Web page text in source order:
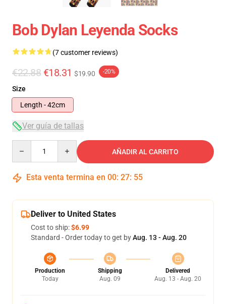
Bob Dylan Leyenda Socks
(7 customer reviews)
€22.88 €18.31 $19.90 -20%
Size
Length - 42cm
Ver guía de tallas
AÑADIR AL CARRITO
Esta venta termina en 00: 27: 54
Deliver to United States
Cost to ship:$6.99
Standard - Order today to get byAug. 13 - Aug. 20
Production
Today
Shipping
Aug. 09
Delivered
Aug. 13 - Aug. 20